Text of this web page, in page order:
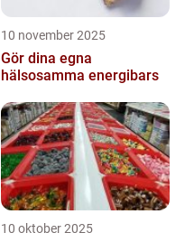
10 november 2025
Gör dina egna
hälsosamma energibars
10 oktober 2025